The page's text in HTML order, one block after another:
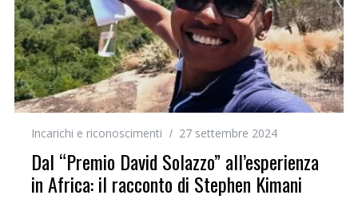
Incarichi e riconoscimenti 27 settembre 2024
Dal “Premio David Solazzo” all’esperienza
in Africa: il racconto di Stephen Kimani